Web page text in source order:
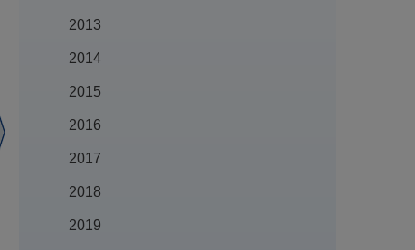
2013
2014
2015
2016
2017
2018
2019